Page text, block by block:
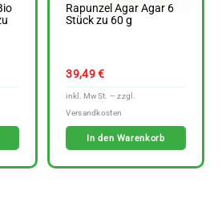
Rapunzel Agar Agar 6
Stück zu 60 g
39,49€
In den Warenkorb